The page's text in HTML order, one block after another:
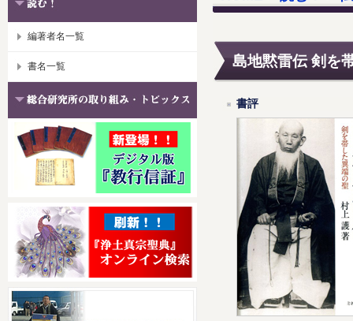
編著者名一覧
書名一覧 島地黙雷伝 剣を
書評